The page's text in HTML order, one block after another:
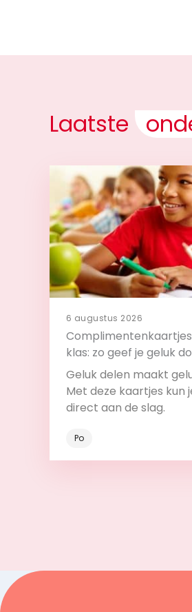
Laatste
6 augustus 2026
klas: zo geef je geluk
Geluk delen maakt
Met deze kaartjes kun
direct aan de slag.
Po